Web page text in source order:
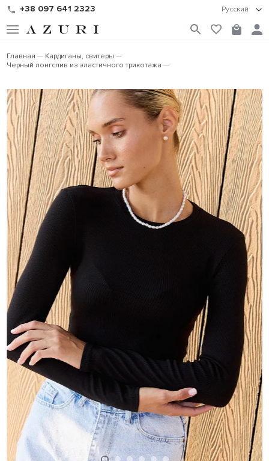
+38 097 641 2323 Русский
Главная
Кардиганы, свитеры
Черный лонгслив из эластичного трикотажа